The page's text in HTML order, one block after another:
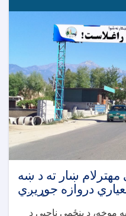
لوري
د
میلیونه
افغانیو
په
ارزښت
د
دوو
اداري
د
جوړېدو
چارې
پیل
شوې
مهترلام ښار ته د ښه
دروازه جوړیږي
موخه، د پنځمې ناحیې د